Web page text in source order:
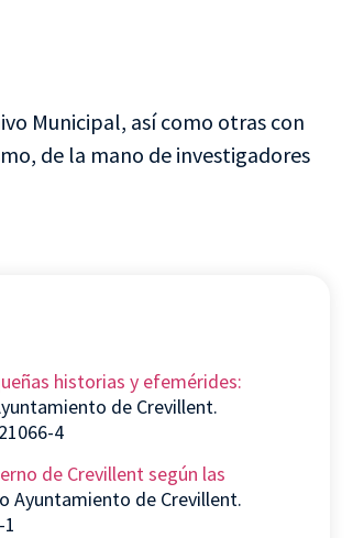
Municipal, así como otras con
de la mano de investigadores
historias y efemérides:
de Crevillent.
4
de Crevillent según las
Ayuntamiento de Crevillent.